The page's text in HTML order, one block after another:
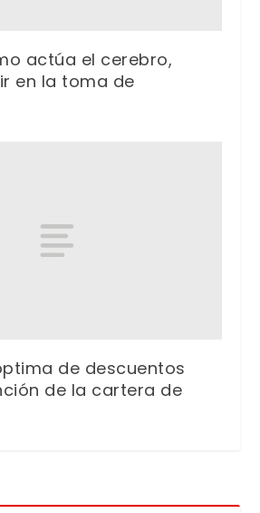
actúa el cerebro,
en la toma de
de descuentos
de la cartera de